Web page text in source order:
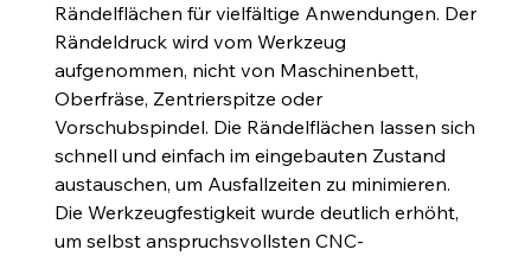
Rändelflächen für vielfältige Anwendungen. Der
Rändeldruck wird vom Werkzeug
aufgenommen, nicht von Maschinenbett,
Oberfräse, Zentrierspitze oder
Vorschubspindel. Die Rändelflächen lassen sich
schnell und einfach im eingebauten Zustand
austauschen, um Ausfallzeiten zu minimieren.
Die Werkzeugfestigkeit wurde deutlich erhöht,
um selbst anspruchsvollsten CNC-